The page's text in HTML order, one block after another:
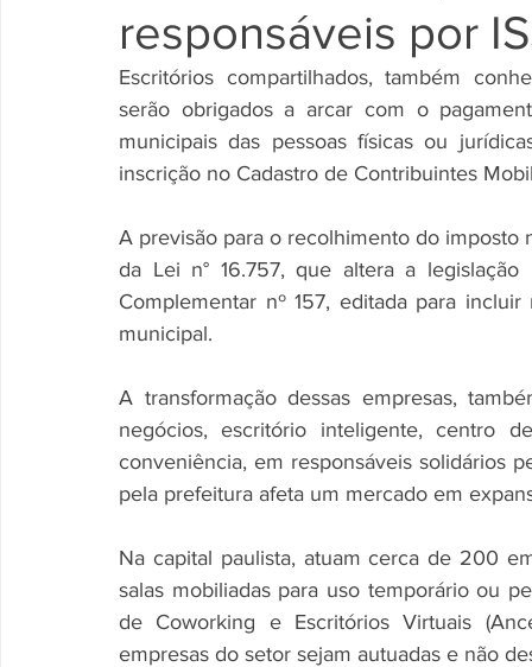
responsáveis por
Escritórios compartilhados, também
serão obrigados a arcar com o
municipais das pessoas físicas ou
inscrição no Cadastro de Contribuintes
A previsão para o recolhimento do imposto
da Lei n° 16.757, que altera a
Complementar nº 157, editada para
municipal.
A transformação dessas empresas,
negócios, escritório inteligente, centro
conveniência, em responsáveis solidários
pela prefeitura afeta um mercado em
Na capital paulista, atuam cerca de 200
salas mobiliadas para uso temporário ou
de Coworking e Escritórios Virtuais
empresas do setor sejam autuadas e não